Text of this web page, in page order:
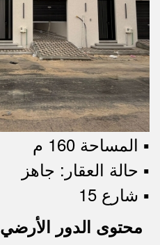
▪︎ المساحة 160 م
▪︎ حالة العقار: جاهز
▪︎ شارع 15
محتوى الدور الأرضي